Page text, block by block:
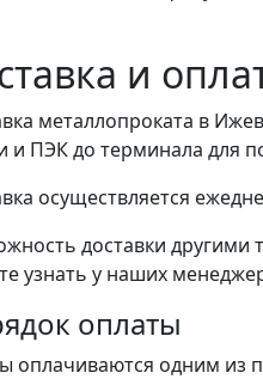
и
металлопроката в
и ПЭК до терминала для
осуществляется
доставки
узнать у наших
оплаты
оплачиваются одним из